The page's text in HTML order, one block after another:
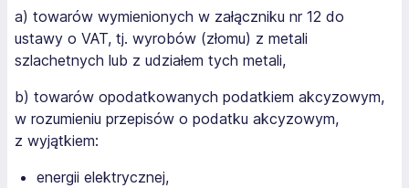
a) towarów wymienionych w załączniku nr 12 do
ustawy o VAT, tj. wyrobów (złomu) z metali
szlachetnych lub z udziałem tych metali,
b) towarów opodatkowanych podatkiem akcyzowym,
w rozumieniu przepisów o podatku akcyzowym,
z wyjątkiem:
energii elektrycznej,